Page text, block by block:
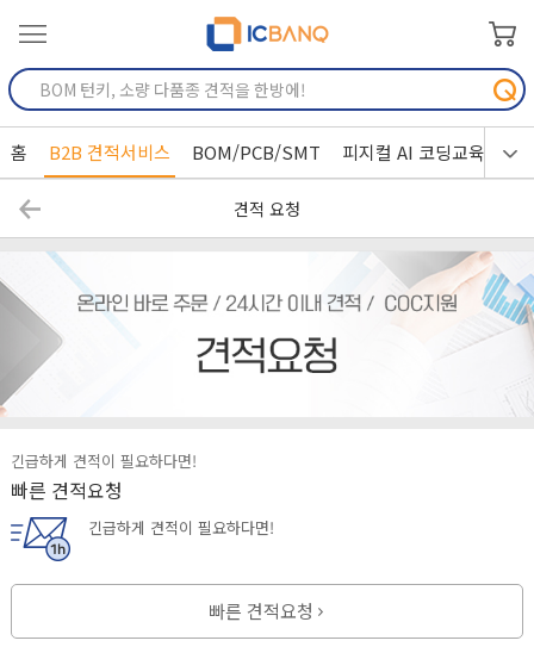
홈 B2B 견적서비스 BOM/PCB/SMT 피지컬 AI 코딩교육
견적 요청
긴급하게 견적이 필요하다면!
빠른 견적요청
긴급하게 견적이 필요하다면!
빠른 견적요청